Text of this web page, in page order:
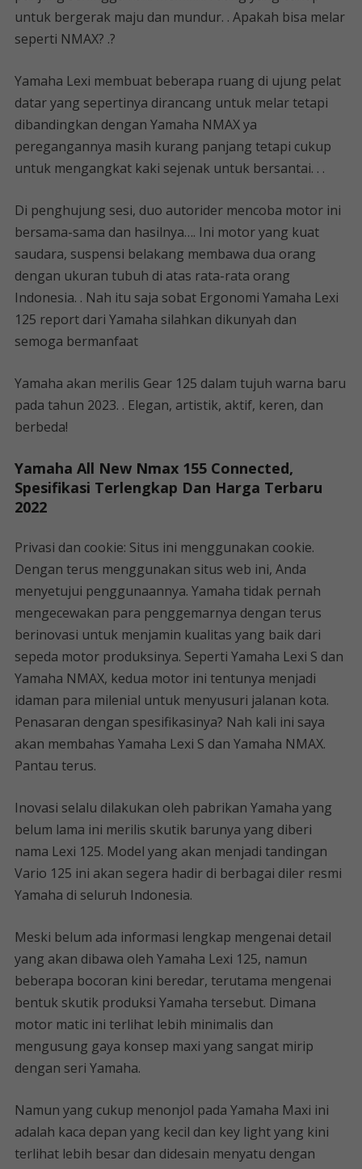
untuk bergerak maju dan mundur. . Apakah bisa melar
seperti NMAX? .?
Yamaha Lexi membuat beberapa ruang di ujung pelat
datar yang sepertinya dirancang untuk melar tetapi
dibandingkan dengan Yamaha NMAX ya
peregangannya masih kurang panjang tetapi cukup
untuk mengangkat kaki sejenak untuk bersantai. . .
Di penghujung sesi, duo autorider mencoba motor ini
bersama-sama dan hasilnya…. Ini motor yang kuat
saudara, suspensi belakang membawa dua orang
dengan ukuran tubuh di atas rata-rata orang
Indonesia. . Nah itu saja sobat Ergonomi Yamaha Lexi
125 report dari Yamaha silahkan dikunyah dan
semoga bermanfaat
Yamaha akan merilis Gear 125 dalam tujuh warna baru
pada tahun 2023. . Elegan, artistik, aktif, keren, dan
berbeda!
Yamaha All New Nmax 155 Connected,
Spesifikasi Terlengkap Dan Harga Terbaru
2022
Privasi dan cookie: Situs ini menggunakan cookie.
Dengan terus menggunakan situs web ini, Anda
menyetujui penggunaannya. Yamaha tidak pernah
mengecewakan para penggemarnya dengan terus
berinovasi untuk menjamin kualitas yang baik dari
sepeda motor produksinya. Seperti Yamaha Lexi S dan
Yamaha NMAX, kedua motor ini tentunya menjadi
idaman para milenial untuk menyusuri jalanan kota.
Penasaran dengan spesifikasinya? Nah kali ini saya
akan membahas Yamaha Lexi S dan Yamaha NMAX.
Pantau terus.
Inovasi selalu dilakukan oleh pabrikan Yamaha yang
belum lama ini merilis skutik barunya yang diberi
nama Lexi 125. Model yang akan menjadi tandingan
Vario 125 ini akan segera hadir di berbagai diler resmi
Yamaha di seluruh Indonesia.
Meski belum ada informasi lengkap mengenai detail
yang akan dibawa oleh Yamaha Lexi 125, namun
beberapa bocoran kini beredar, terutama mengenai
bentuk skutik produksi Yamaha tersebut. Dimana
motor matic ini terlihat lebih minimalis dan
mengusung gaya konsep maxi yang sangat mirip
dengan seri Yamaha.
Namun yang cukup menonjol pada Yamaha Maxi ini
adalah kaca depan yang kecil dan key light yang kini
terlihat lebih besar dan didesain menyatu dengan